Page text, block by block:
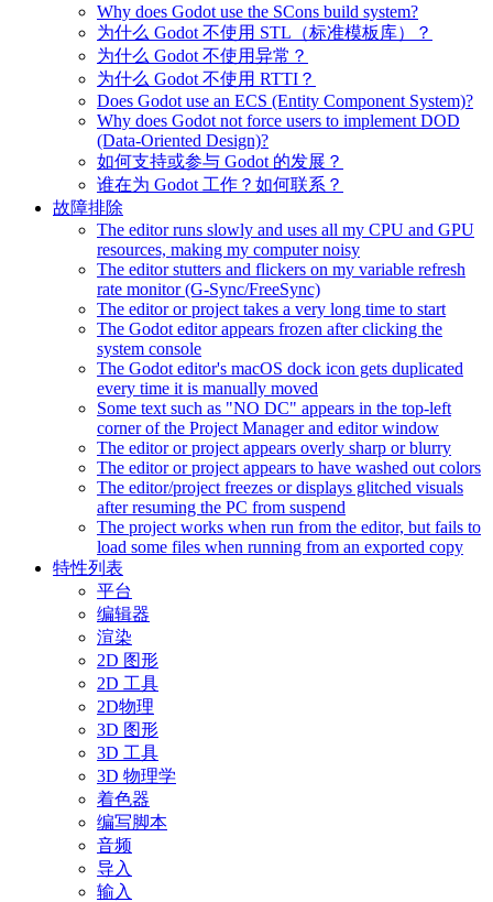
Why does Godot use the SCons build system?
为什么 Godot 不使用 STL（标准模板库）？
为什么 Godot 不使用异常？
为什么 Godot 不使用 RTTI？
Does Godot use an ECS (Entity Component System)?
Why does Godot not force users to implement DOD
(Data-Oriented Design)?
如何支持或参与 Godot 的发展？
谁在为 Godot 工作？如何联系？
故障排除
The editor runs slowly and uses all my CPU and GPU
resources, making my computer noisy
The editor stutters and flickers on my variable refresh
rate monitor (G-Sync/FreeSync)
The editor or project takes a very long time to start
The Godot editor appears frozen after clicking the
system console
The Godot editor's macOS dock icon gets duplicated
every time it is manually moved
Some text such as "NO DC" appears in the top-left
corner of the Project Manager and editor window
The editor or project appears overly sharp or blurry
The editor or project appears to have washed out colors
The editor/project freezes or displays glitched visuals
after resuming the PC from suspend
The project works when run from the editor, but fails to
load some files when running from an exported copy
特性列表
平台
编辑器
渲染
2D 图形
2D 工具
2D物理
3D 图形
3D 工具
3D 物理学
着色器
编写脚本
音频
导入
输入